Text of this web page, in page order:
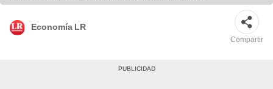
Economía LR
Compartir